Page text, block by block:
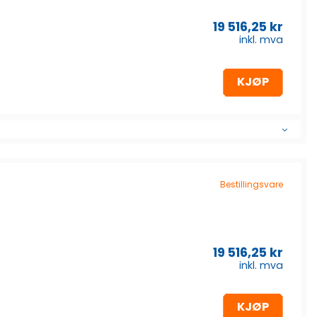
19 516,25 kr
inkl. mva
KJØP
Bestillingsvare
19 516,25 kr
inkl. mva
KJØP